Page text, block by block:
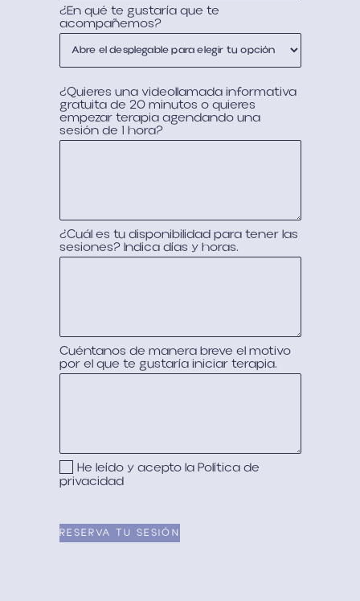
¿En qué te gustaría que te
acompañemos?
¿Quieres una videollamada informativa
gratuita de 20 minutos o quieres
empezar terapia agendando una
sesión de 1 hora?
¿Cuál es tu disponibilidad para tener las
sesiones? Indica días y horas.
Cuéntanos de manera breve el motivo
por el que te gustaría iniciar terapia.
He leído y acepto laPolítica de
privacidad